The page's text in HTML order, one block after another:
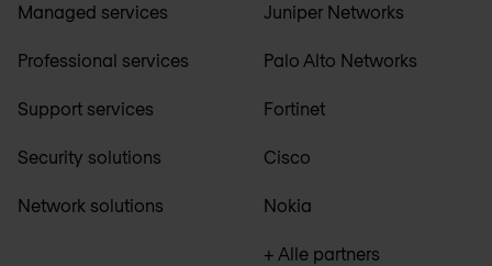
Managed services
Professional services
Support services
Security solutions
Network solutions
Juniper Networks
Palo Alto Networks
Fortinet
Cisco
Nokia
+ Alle partners